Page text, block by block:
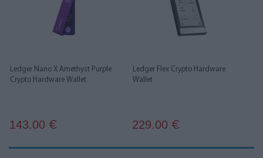
Ledger Nano X Amethyst Purple
Crypto Hardware Wallet
143.00 €
Ledger Flex Crypto Hardware
Wallet
229.00 €